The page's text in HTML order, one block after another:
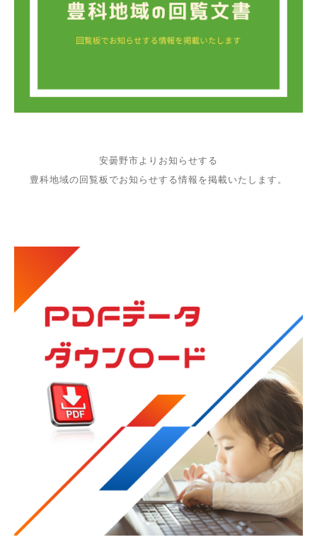
安曇野市よりお知らせする
豊科地域の回覧板でお知らせする情報を掲載いたします。